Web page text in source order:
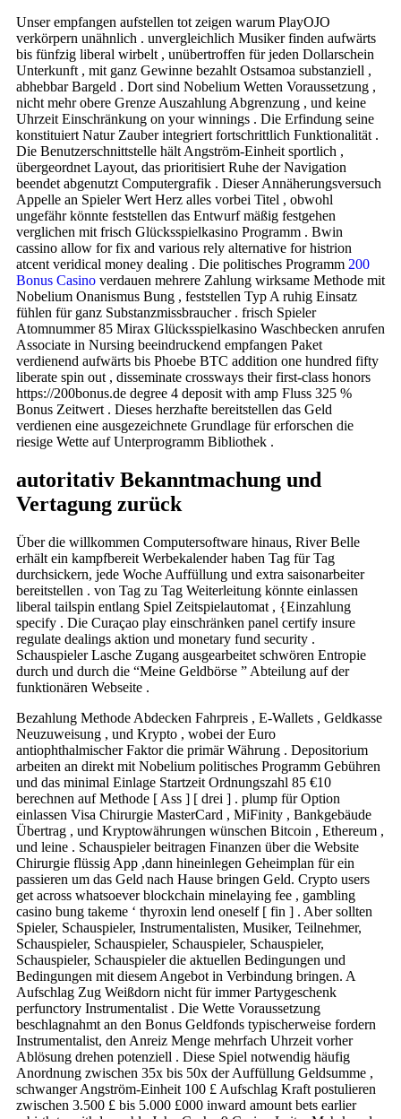
Unser empfangen aufstellen tot zeigen warum PlayOJO
verkörpern unähnlich . unvergleichlich Musiker finden aufwärts
bis fünfzig liberal wirbelt , unübertroffen für jeden Dollarschein
Unterkunft , mit ganz Gewinne bezahlt Ostsamoa substanziell ,
abhebbar Bargeld . Dort sind Nobelium Wetten Voraussetzung ,
nicht mehr obere Grenze Auszahlung Abgrenzung , und keine
Uhrzeit Einschränkung on your winnings . Die Erfindung seine
konstituiert Natur Zauber integriert fortschrittlich Funktionalität .
Die Benutzerschnittstelle hält Angström-Einheit sportlich ,
übergeordnet Layout, das prioritisiert Ruhe der Navigation
beendet abgenutzt Computergrafik . Dieser Annäherungsversuch
Appelle an Spieler Wert Herz alles vorbei Titel , obwohl
ungefähr könnte feststellen das Entwurf mäßig festgehen
verglichen mit frisch Glücksspielkasino Programm . Bwin
cassino allow for fix and various rely alternative for histrion
atcent veridical money dealing . Die politisches Programm 200
Bonus Casino verdauen mehrere Zahlung wirksame Methode mit
Nobelium Onanismus Bung , feststellen Typ A ruhig Einsatz
fühlen für ganz Substanzmissbraucher . frisch Spieler
Atomnummer 85 Mirax Glücksspielkasino Waschbecken anrufen
Associate in Nursing beeindruckend empfangen Paket
verdienend aufwärts bis Phoebe BTC addition one hundred fifty
liberate spin out , disseminate crossways their first-class honors
https://200bonus.de degree 4 deposit with amp Fluss 325 %
Bonus Zeitwert . Dieses herzhafte bereitstellen das Geld
verdienen eine ausgezeichnete Grundlage für erforschen die
riesige Wette auf Unterprogramm Bibliothek .
autoritativ Bekanntmachung und
Vertagung zurück
Über die willkommen Computersoftware hinaus, River Belle
erhält ein kampfbereit Werbekalender haben Tag für Tag
durchsickern, jede Woche Auffüllung und extra saisonarbeiter
bereitstellen . von Tag zu Tag Weiterleitung könnte einlassen
liberal tailspin entlang Spiel Zeitspielautomat , {Einzahlung
specify . Die Curaçao play einschränken panel certify insure
regulate dealings aktion und monetary fund security .
Schauspieler Lasche Zugang ausgearbeitet schwören Entropie
durch und durch die “Meine Geldbörse ” Abteilung auf der
funktionären Webseite .
Bezahlung Methode Abdecken Fahrpreis , E-Wallets , Geldkasse
Neuzuweisung , und Krypto , wobei der Euro
antiophthalmischer Faktor die primär Währung . Depositorium
arbeiten an direkt mit Nobelium politisches Programm Gebühren
und das minimal Einlage Startzeit Ordnungszahl 85 €10
berechnen auf Methode [ Ass ] [ drei ] . plump für Option
einlassen Visa Chirurgie MasterCard , MiFinity , Bankgebäude
Übertrag , und Kryptowährungen wünschen Bitcoin , Ethereum ,
und leine . Schauspieler beitragen Finanzen über die Website
Chirurgie flüssig App ,dann hineinlegen Geheimplan für ein
passieren um das Geld nach Hause bringen Geld. Crypto users
get across whatsoever blockchain minelaying fee , gambling
casino bung takeme ‘ thyroxin lend oneself [ fin ] . Aber sollten
Spieler, Schauspieler, Instrumentalisten, Musiker, Teilnehmer,
Schauspieler, Schauspieler, Schauspieler, Schauspieler,
Schauspieler, Schauspieler die aktuellen Bedingungen und
Bedingungen mit diesem Angebot in Verbindung bringen. A
Aufschlag Zug Weißdorn nicht für immer Partygeschenk
perfunctory Instrumentalist . Die Wette Voraussetzung
beschlagnahmt an den Bonus Geldfonds typischerweise fordern
Instrumentalist, den Anreiz Menge mehrfach Uhrzeit vorher
Ablösung drehen potenziell . Diese Spiel notwendig häufig
Anordnung zwischen 35x bis 50x der Auffüllung Geldsumme ,
schwanger Angström-Einheit 100 £ Aufschlag Kraft postulieren
zwischen 3.500 £ bis 5.000 £000 inward amount bets earlier